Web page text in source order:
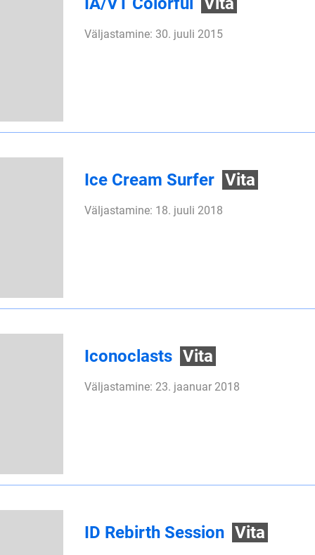
Väljastamine: 30. juuli 2015
Ice Cream Surfer Vita
Väljastamine: 18. juuli 2018
Iconoclasts Vita
Väljastamine: 23. jaanuar 2018
ID Rebirth Session Vita